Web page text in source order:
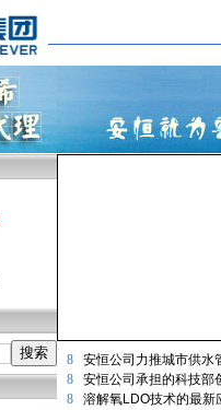
8
安恒公司力推城市供水
8
安恒公司承担的科技部
8
溶解氧LDO技术的最新